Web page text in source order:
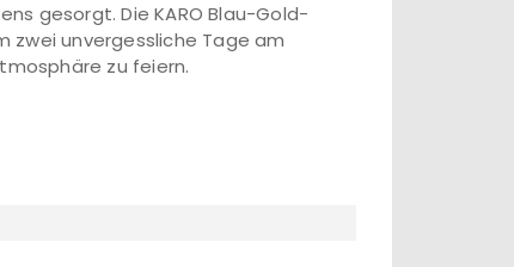
gesorgt. Die KARO Blau-Gold-
zwei unvergessliche Tage am
zu feiern.